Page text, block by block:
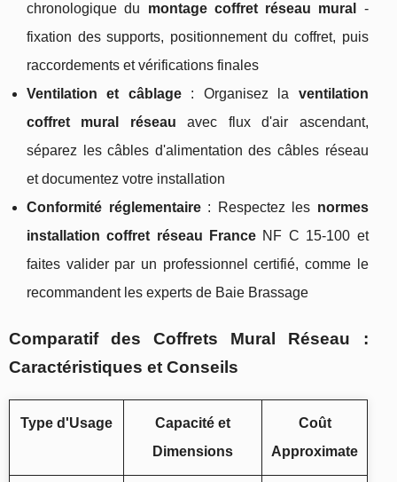
chronologique du montage coffret réseau mural
-
fixation des supports, positionnement du coffret, puis
raccordements et vérifications finales
Ventilation et câblage: Organisez la ventilation
coffret mural réseau avec flux d'air ascendant,
séparez les câbles d'alimentation des câbles réseau
et documentez votre installation
Conformité réglementaire: Respectez les normes
installation coffret réseau France NF C 15-100 et
faites valider par un professionnel certifié, comme le
recommandent les experts de Baie Brassage
Comparatif des Coffrets Mural Réseau :
Caractéristiques et Conseils
Type d'Usage
Capacité et
Dimensions
Coût
Approximate